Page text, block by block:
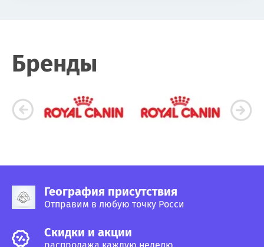
Бренды
География присутствия
Отправим в любую точку Росси
Cкидки и акции